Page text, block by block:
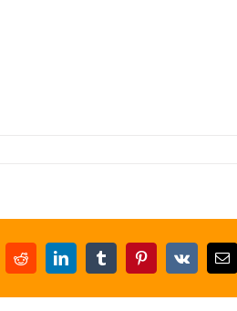
RedditLinkedInTumblrPinterest
Vk
E-